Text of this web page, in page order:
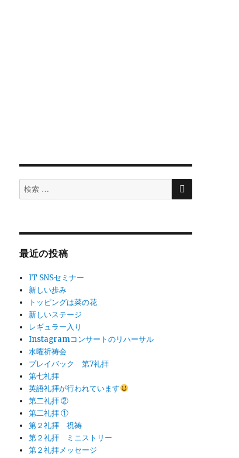
検
索
検
最近の投稿
IT SNSセミナー
新しい歩み
トッピングは菜の花
新しいステージ
レギュラー入り
Instagramコンサートのリハーサル
水曜祈祷会
プレイバック 第7礼拝
第七礼拝
英語礼拝が行われています
第二礼拝 ②
第二礼拝 ①
第２礼拝 祝祷
第２礼拝 ミニストリー
第２礼拝メッセージ